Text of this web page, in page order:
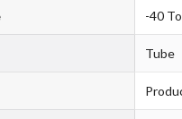
-40
Tube